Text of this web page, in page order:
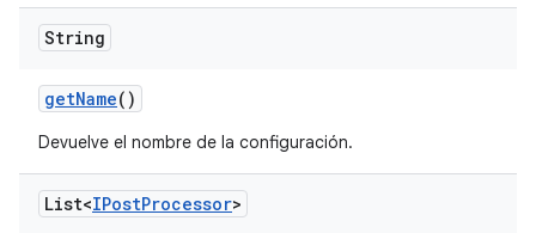
String
getName()
Devuelve el nombre de la configuración.
List<IPostProcessor>